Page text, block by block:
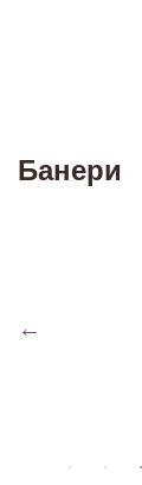
Банери